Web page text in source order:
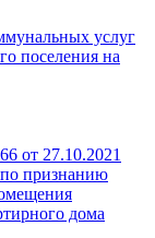
услуг
поселения на
от 27.10.2021
признанию
дома